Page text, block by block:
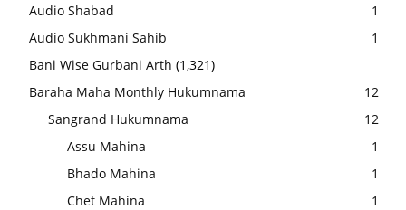
Audio Shabad
1
Audio Sukhmani Sahib
1
Bani Wise Gurbani Arth (1,321)
Baraha Maha Monthly Hukumnama
12
Sangrand Hukumnama
12
Assu Mahina
1
Bhado Mahina
1
Chet Mahina
1